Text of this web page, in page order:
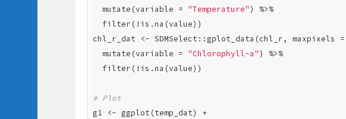
  mutate(variable =
"Temperature") %>%
  filter(!is.na(value))
chl_r_dat <- SDMSelect::gplot_data(chl_r, maxpixels =
  mutate(variable =
"Chlorophyll-a") %>%
  filter(!is.na(value))
# Plot
g1 <- ggplot(temp_dat) +